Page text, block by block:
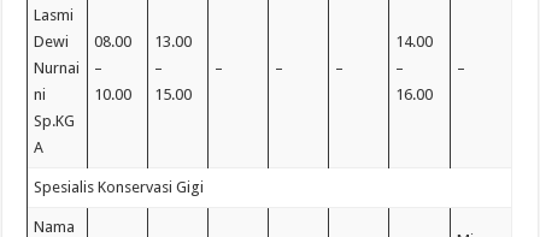
Lasmi
Dewi
Nurnai
ni
Sp.KG
A
08.00
–
10.00
13.00
–
15.00
– – –
14.00
–
16.00
–
Spesialis Konservasi Gigi
Nama